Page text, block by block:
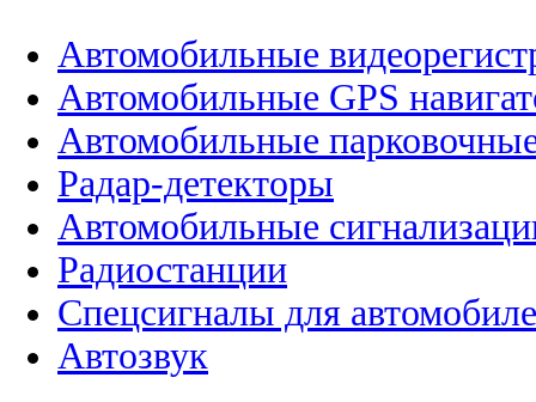
Автомобильные
Автомобильные GPS
Автомобильные
Радар-детекторы
Автомобильные
Радиостанции
Спецсигналы для
Автозвук